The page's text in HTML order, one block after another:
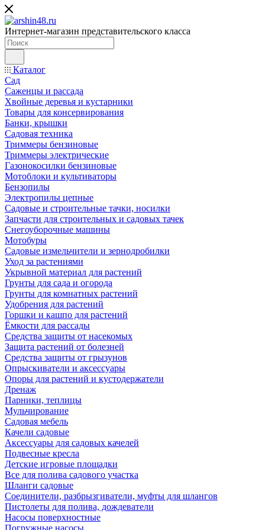
Интернет-магазин представительского класса
Каталог
Сад
Саженцы и рассада
Хвойные деревья и кустарники
Товары для консервирования
Банки, крышки
Садовая техника
Триммеры бензиновые
Триммеры электрические
Газонокосилки бензиновые
Мотоблоки и культиваторы
Бензопилы
Электропилы цепные
Садовые и строительные тачки, носилки
Запчасти для строительных и садовых тачек
Снегоуборочные машины
Мотобуры
Садовые измельчители и зернодробилки
Уход за растениями
Укрывной материал для растений
Грунты для сада и огорода
Грунты для комнатных растений
Удобрения для растений
Горшки и кашпо для растений
Ёмкости для рассады
Средства защиты от насекомых
Защита растений от болезней
Средства защиты от грызунов
Опрыскиватели и аксессуары
Опоры для растений и кустодержатели
Дренаж
Парники, теплицы
Мульчирование
Садовая мебель
Качели садовые
Аксессуары для садовых качелей
Подвесные кресла
Детские игровые площадки
Все для полива садового участка
Шланги садовые
Соединители, разбрызгиватели, муфты для шлангов
Пистолеты для полива, дождеватели
Насосы поверхностные
Погружные насосы